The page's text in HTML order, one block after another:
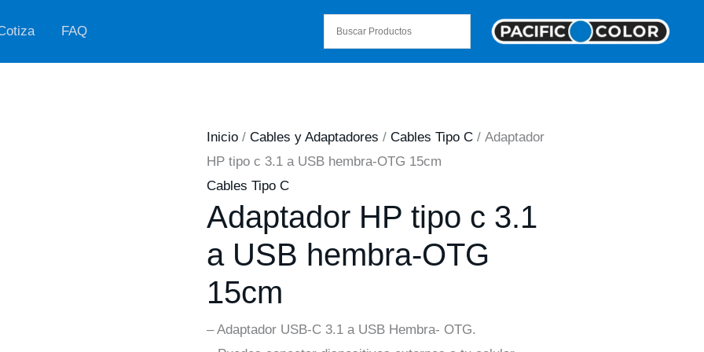
FAQ
Inicio/ Cables y Adaptadores / Cables Tipo C/ Adaptador
HP tipo c 3.1 a USB hembra-OTG 15cm
Cables Tipo C
Adaptador HP tipo c 3.1
a USB hembra-OTG
15cm
– Adaptador USB-C 3.1 a USB Hembra- OTG.